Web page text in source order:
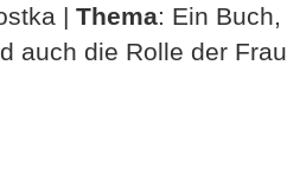
| Thema: Ein
auch die Rolle der